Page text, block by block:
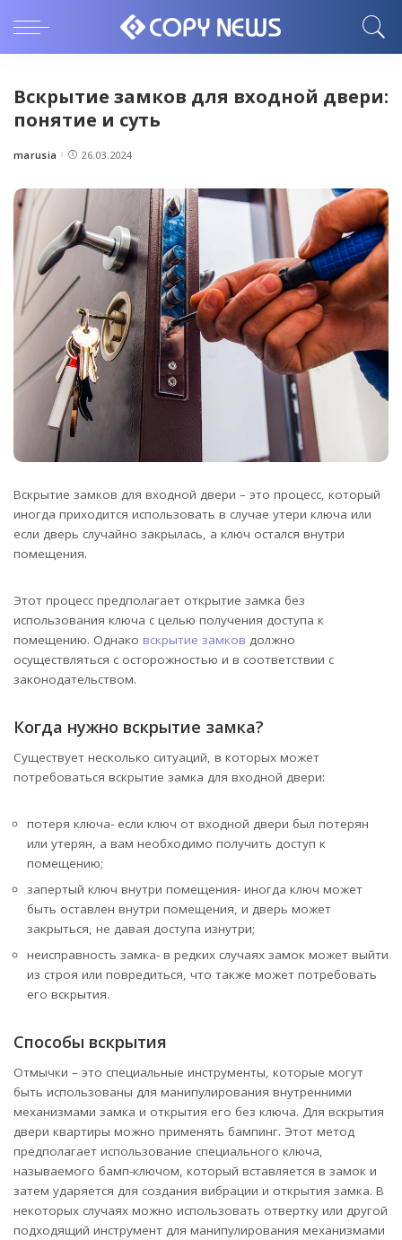
Вскрытие замков для входной двери:
понятие и суть
Posted
marusia 26.03.2024
Вскрытие замков для входной двери – это процесс, который
иногда приходится использовать в случае утери ключа или
если дверь случайно закрылась, а ключ остался внутри
помещения.
Этот процесс предполагает открытие замка без
использования ключа с целью получения доступа к
помещению. Однако вскрытие замков должно
осуществляться с осторожностью и в соответствии с
законодательством.
Когда нужно вскрытие замка?
Существует несколько ситуаций, в которых может
потребоваться вскрытие замка для входной двери:
потеря ключа- если ключ от входной двери был потерян
или утерян, а вам необходимо получить доступ к
помещению;
запертый ключ внутри помещения- иногда ключ может
быть оставлен внутри помещения, и дверь может
закрыться, не давая доступа изнутри;
неисправность замка- в редких случаях замок может выйти
из строя или повредиться, что также может потребовать
его вскрытия.
Способы вскрытия
Отмычки – это специальные инструменты, которые могут
быть использованы для манипулирования внутренними
механизмами замка и открытия его без ключа. Для вскрытия
двери квартиры можно применять бампинг. Этот метод
предполагает использование специального ключа,
называемого бамп-ключом, который вставляется в замок и
затем ударяется для создания вибрации и открытия замка. В
некоторых случаях можно использовать отвертку или другой
подходящий инструмент для манипулирования механизмами